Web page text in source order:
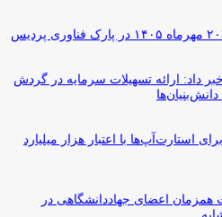
داد: ارائه تسهیلات سرمایه در گردش
استارت‌آپ‌ها با اعتبار هزار میلیارد
اعضای جهاددانشگاهی در